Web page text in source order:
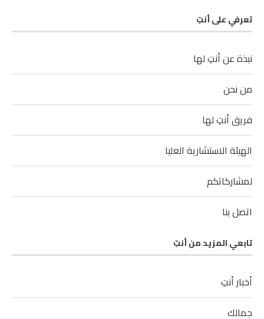
تعرفي على أنتِ
نبذة عن أنتِ لها
من نحن
فريق أنتِ لها
الهيئة الاستشارية العليا
لمشاركاتكم
اتصل بنا
تابعي المزيد من أنتِ
أخبار أنتِ
جمالك